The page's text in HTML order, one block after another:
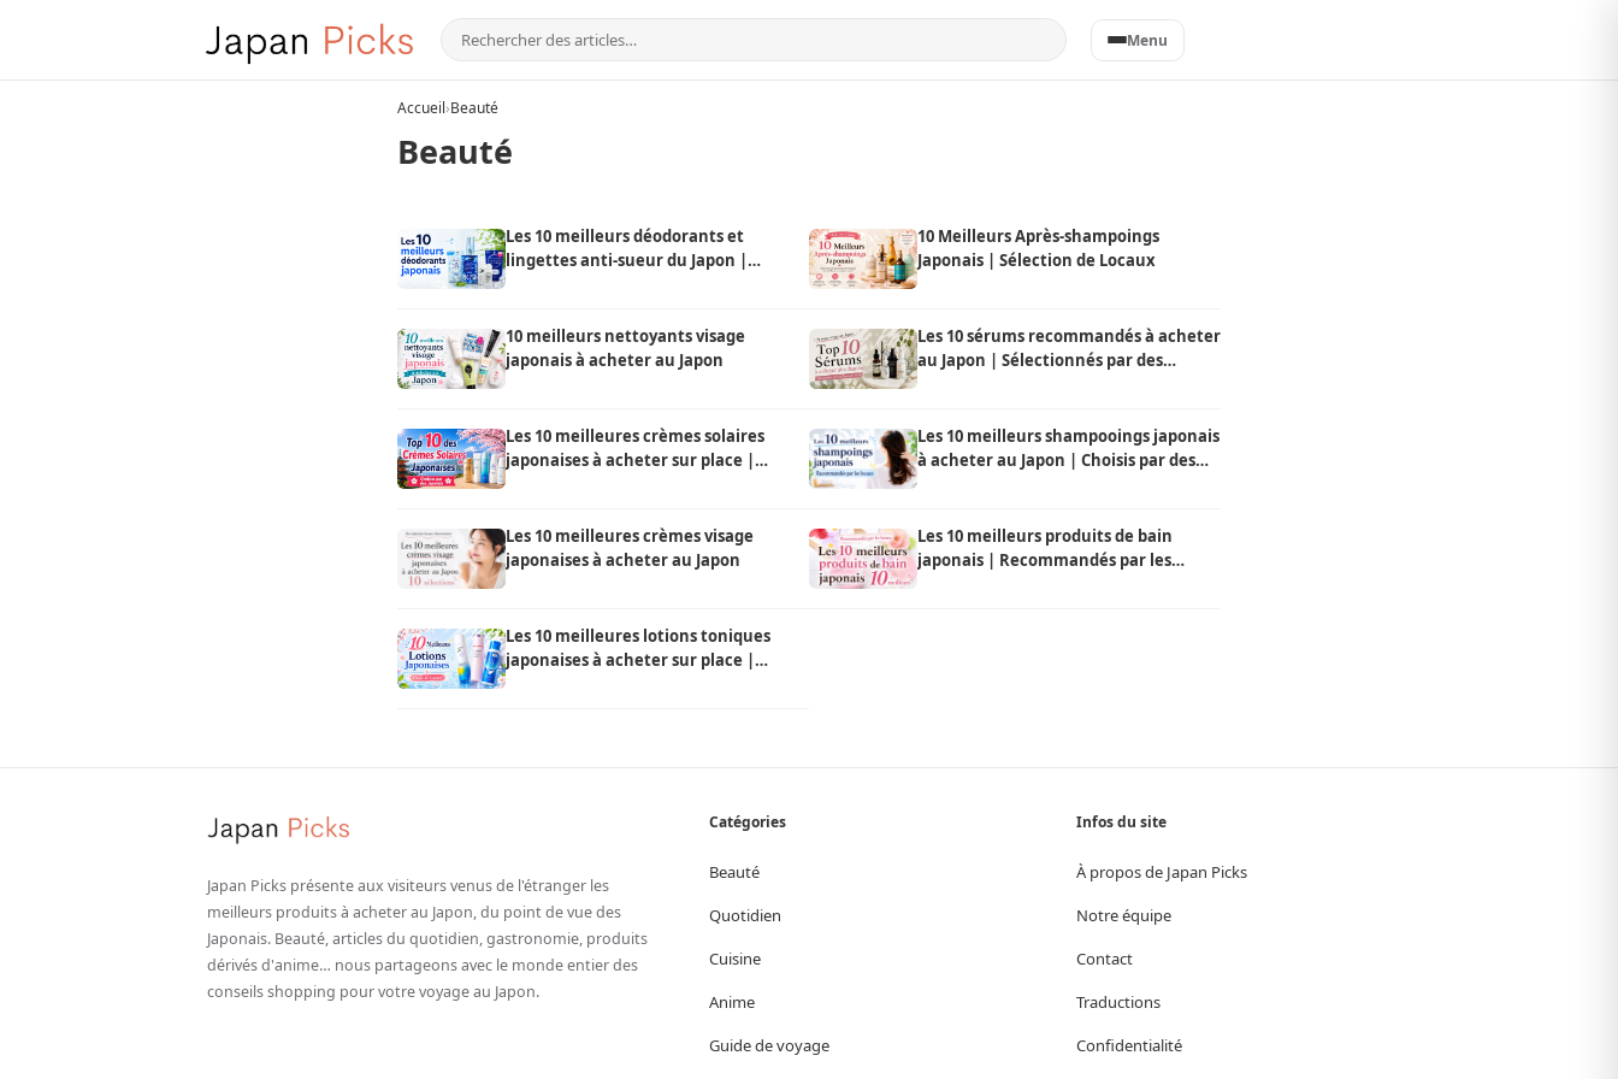
Menu
Accueil›Beauté
Beauté
Les 10 meilleurs déodorants et
lingettes anti-sueur du Japon |
10 Meilleurs Après-shampoings
Japonais | Sélection de Locaux
10 meilleurs nettoyants visage
japonais à acheter au Japon
Les 10 sérums recommandés à acheter
au Japon | Sélectionnés par des
Les 10 meilleures crèmes solaires
japonaises à acheter sur place |
Les 10 meilleurs shampooings japonais
à acheter au Japon | Choisis par des
Les 10 meilleures crèmes visage
japonaises à acheter au Japon
Les 10 meilleurs produits de bain
japonais | Recommandés par les
Les 10 meilleures lotions toniques
japonaises à acheter sur place |
Japan Picks présente aux visiteurs venus de l'étranger les
meilleurs produits à acheter au Japon, du point de vue des
Japonais. Beauté, articles du quotidien, gastronomie, produits
dérivés d'anime… nous partageons avec le monde entier des
conseils shopping pour votre voyage au Japon.
Catégories
Beauté
Quotidien
Cuisine
Anime
Guide de voyage
Infos du site
À propos de Japan Picks
Notre équipe
Contact
Traductions
Confidentialité